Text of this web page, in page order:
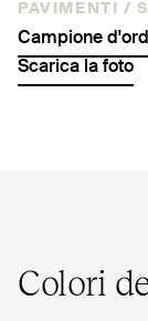
PAVIMENTI /
Campione
Scarica la foto
Colori